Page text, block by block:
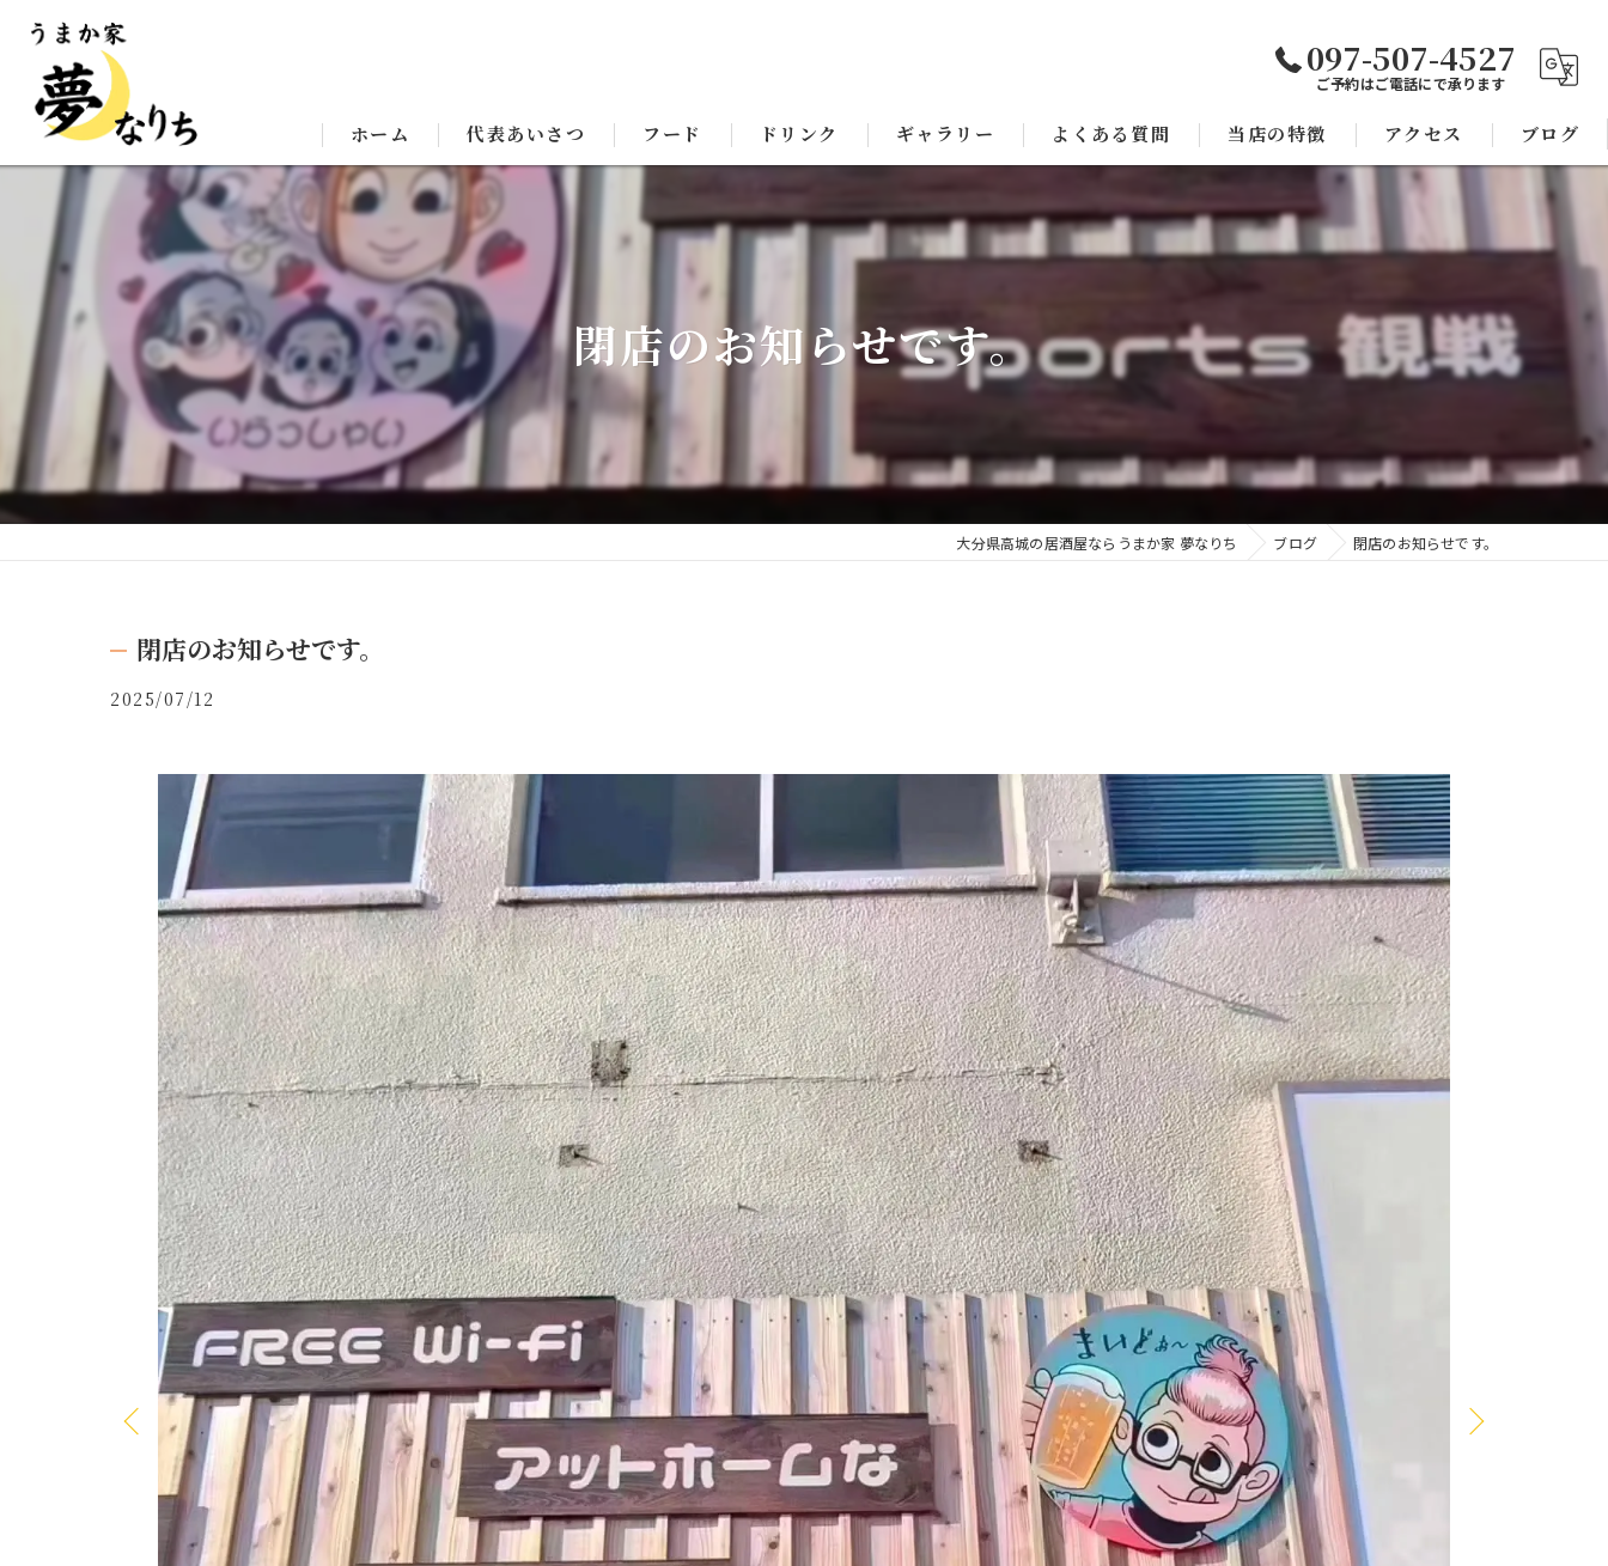
097-507-4527
ご予約はご電話にで承ります
ホーム 代表あいさつ フード ドリンク ギャラリー よくある質問 当店の特徴
焼き鳥
子連れ
アクセス ブログ
コラム
閉店のお知らせです。
大分県高城の居酒屋ならうまか家 夢なりち ブログ 閉店のお知らせです。
閉店のお知らせです。
2025/07/12